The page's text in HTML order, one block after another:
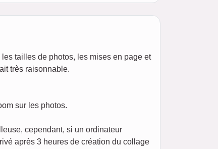
tailles de photos, les mises en page et
très raisonnable.
sur les photos.
cependant, si un ordinateur
après 3 heures de création du collage